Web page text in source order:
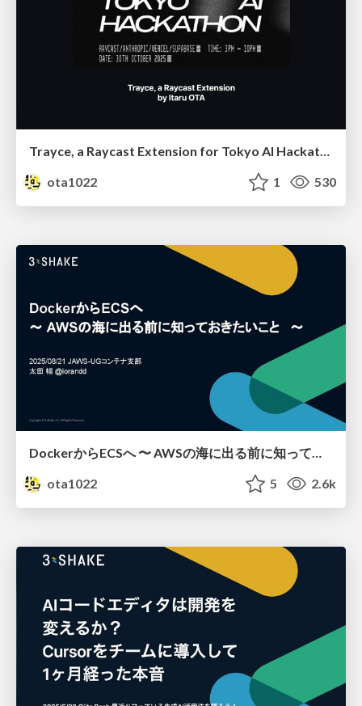
Trayce, a Raycast Extension for Tokyo AI Hackathon 2025
ota1022
1 530
DockerからECSへ 〜 AWSの海に出る前に知っておきたいこと 〜
ota1022
5 2.6k